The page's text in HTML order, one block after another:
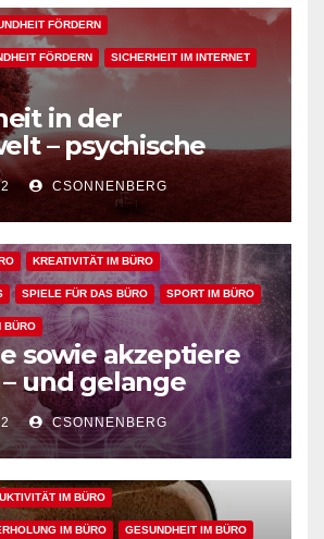
FÖRDERN
FÖRDERN SICHERHEIT IM INTERNET
in der
– psychische
körperliche
Gesundheit
fördern
CSONNENBERG
BÜRO GADGETS
FRAUEN BÜRO GADGETS FÜR MÄNNER
IM BÜRO
KREATIVITÄT IM BÜRO
SPIELE FÜR DAS BÜRO SPORT IM BÜRO
BÜRO
sowie akzeptiere
und gelange
den perfekten
CSONNENBERG
IM BÜRO
IM BÜRO GESUNDHEIT IM BÜRO